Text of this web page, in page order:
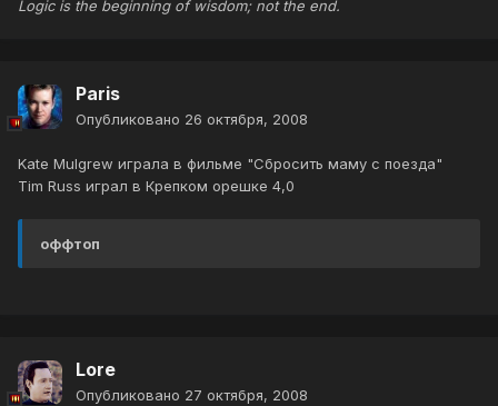
Logic is the beginning of wisdom; not the end.
Paris
Опубликовано 26 октября, 2008
Kate Mulgrew играла в фильме "Сбросить маму с поезда"
Tim Russ играл в Крепком орешке 4,0
оффтоп
Lore
Опубликовано 27 октября, 2008